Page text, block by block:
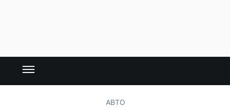
АВТО